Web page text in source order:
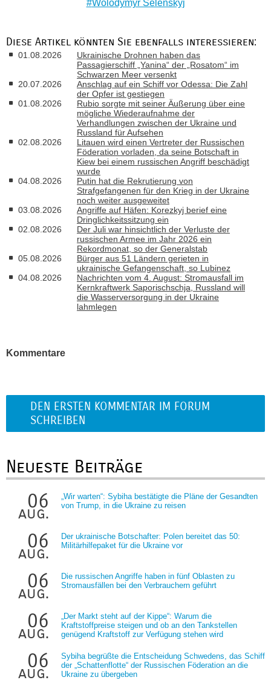
Wolodymyr Selenskyj
Diese Artikel könnten Sie ebenfalls interessieren:
01.08.2026
Ukrainische Drohnen haben das
Passagierschiff „Yanina“ der „Rosatom“ im
Schwarzen Meer versenkt
20.07.2026
Anschlag auf ein Schiff vor Odessa: Die Zahl
der Opfer ist gestiegen
01.08.2026
Rubio sorgte mit seiner Äußerung über eine
mögliche Wiederaufnahme der
Verhandlungen zwischen der Ukraine und
Russland für Aufsehen
02.08.2026
Litauen wird einen Vertreter der Russischen
Föderation vorladen, da seine Botschaft in
Kiew bei einem russischen Angriff beschädigt
wurde
04.08.2026
Putin hat die Rekrutierung von
Strafgefangenen für den Krieg in der Ukraine
noch weiter ausgeweitet
03.08.2026
Angriffe auf Häfen: Korezkyj berief eine
Dringlichkeitssitzung ein
02.08.2026
Der Juli war hinsichtlich der Verluste der
russischen Armee im Jahr 2026 ein
Rekordmonat, so der Generalstab
05.08.2026
Bürger aus 51 Ländern gerieten in
ukrainische Gefangenschaft, so Lubinez
04.08.2026
Nachrichten vom 4. August: Stromausfall im
Kernkraftwerk Saporischschja, Russland will
die Wasserversorgung in der Ukraine
lahmlegen
Kommentare
DEN ERSTEN KOMMENTAR IM FORUM
SCHREIBEN
Neueste Beiträge
06
aug.
„Wir warten“: Sybiha bestätigte die Pläne der Gesandten
von Trump, in die Ukraine zu reisen
06
aug.
Der ukrainische Botschafter: Polen bereitet das 50:
Militärhilfepaket für die Ukraine vor
06
aug.
Die russischen Angriffe haben in fünf Oblasten zu
Stromausfällen bei den Verbrauchern geführt
06
aug.
„Der Markt steht auf der Kippe“: Warum die
Kraftstoffpreise steigen und ob an den Tankstellen
genügend Kraftstoff zur Verfügung stehen wird
06
aug.
Sybiha begrüßte die Entscheidung Schwedens, das Schiff
der „Schattenflotte“ der Russischen Föderation an die
Ukraine zu übergeben